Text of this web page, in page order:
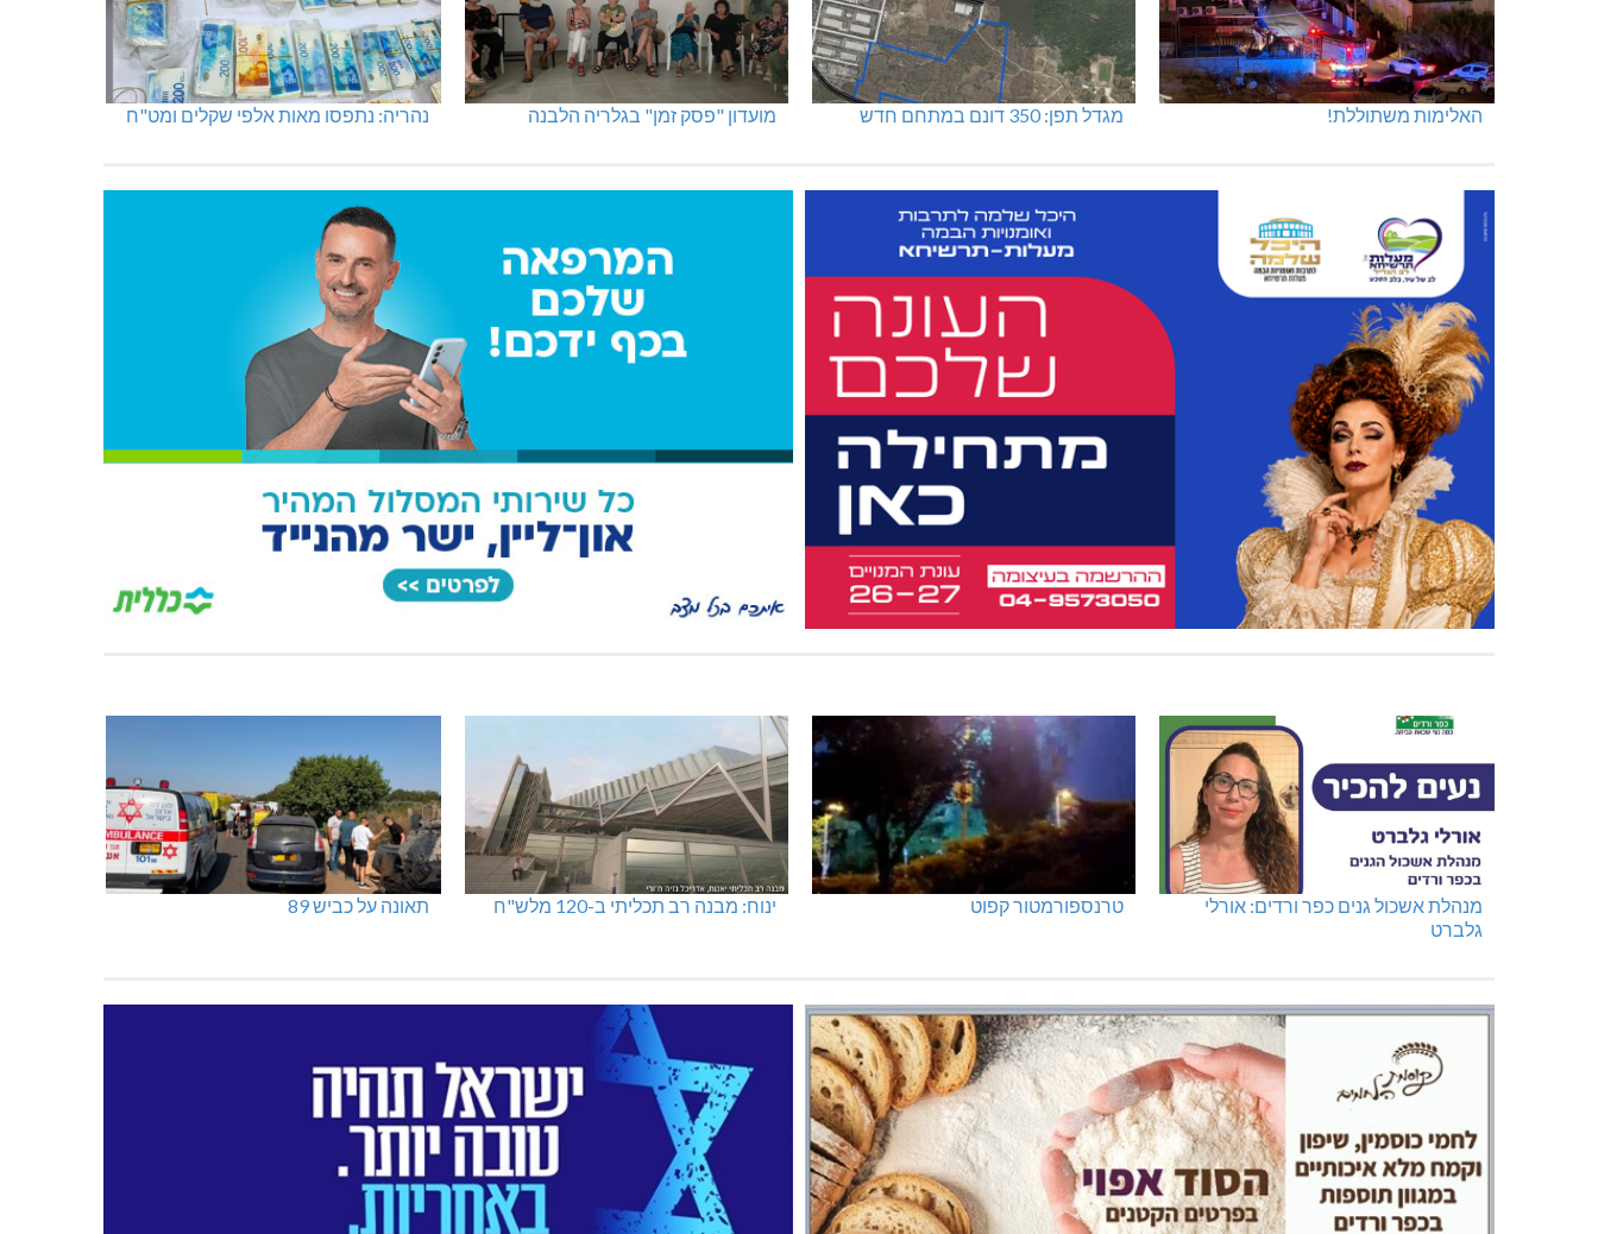
האלימות משתוללת! מגדל תפן: 350 דונם במתחם חדש מועדון "פסק זמן" בגלריה הלבנה נהריה: נתפסו מאות אלפי שקלים ומט"ח
מנהלת אשכול גנים כפר ורדים: אורלי
גלברט
טרנספורמטור קפוט ינוח: מבנה רב תכליתי ב-120 מלש"ח תאונה על כביש 89